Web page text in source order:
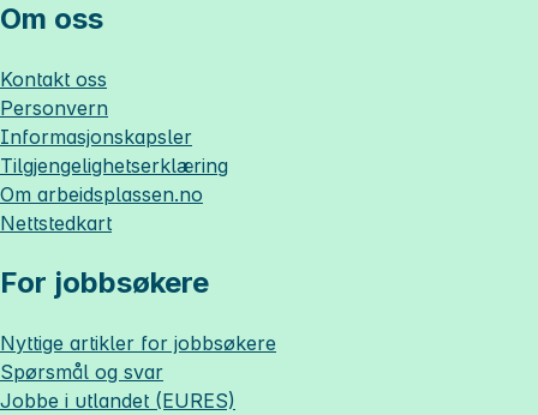
Om oss
Kontakt oss
Personvern
Informasjonskapsler
Tilgjengelighetserklæring
Om arbeidsplassen.no
Nettstedkart
For jobbsøkere
Nyttige artikler for jobbsøkere
Spørsmål og svar
Jobbe i utlandet (EURES)